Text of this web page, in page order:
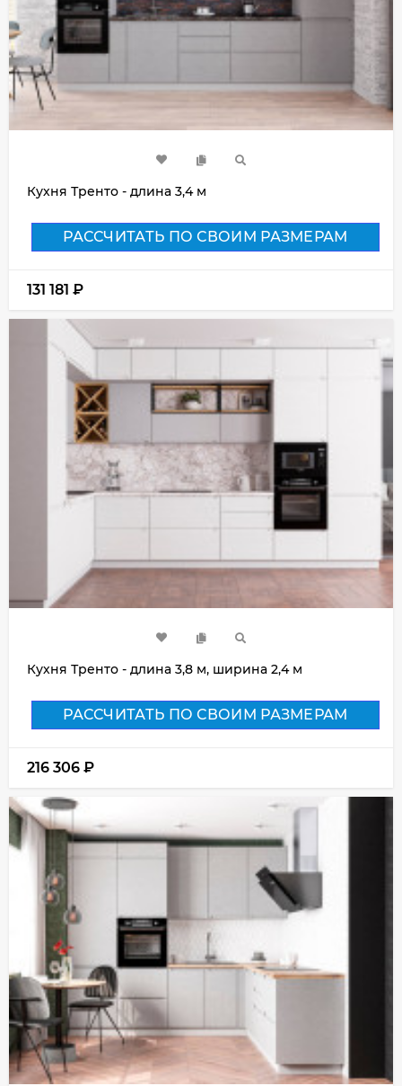
Кухня Тренто - длина 3,4 м
РАССЧИТАТЬ ПО СВОИМ РАЗМЕРАМ
131 181 ₽
Кухня Тренто - длина 3,8 м, ширина 2,4 м
РАССЧИТАТЬ ПО СВОИМ РАЗМЕРАМ
216 306 ₽